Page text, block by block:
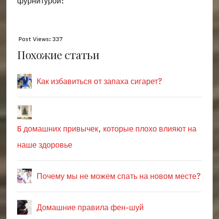
Post Views: 337
Похожие статьи
Как избавиться от запаха сигарет?
6 домашних привычек, которые плохо влияют на
наше здоровье
Почему мы не можем спать на новом месте?
Домашние правила фен-шуй